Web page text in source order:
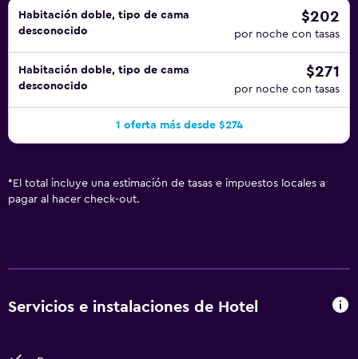
Habitación doble, tipo de cama
desconocido
$202
por noche con tasas
Habitación doble, tipo de cama
desconocido
$271
por noche con tasas
1 oferta más desde $274
* El total incluye una estimación de tasas e impuestos locales a
pagar al hacer check-out.
Servicios e instalaciones de Hotel